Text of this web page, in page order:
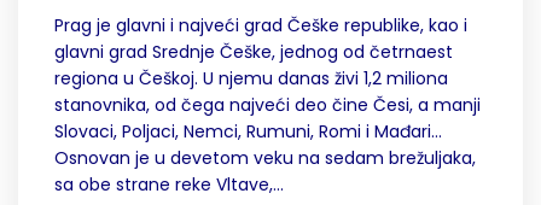
Prag je glavni i najveći grad Češke republike, kao i
glavni grad Srednje Češke, jednog od četrnaest
regiona u Češkoj. U njemu danas živi 1,2 miliona
stanovnika, od čega najveći deo čine Česi, a manji
Slovaci, Poljaci, Nemci, Rumuni, Romi i Mađari...
Osnovan je u devetom veku na sedam brežuljaka,
sa obe strane reke Vltave,...